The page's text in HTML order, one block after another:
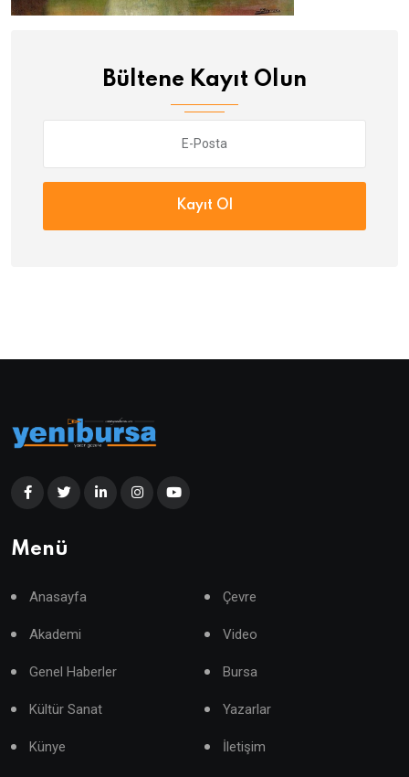
Bültene Kayıt Olun
Kayıt Ol
Menü
Anasayfa Çevre
Akademi Video
Genel Haberler Bursa
Kültür Sanat Yazarlar
Künye İletişim